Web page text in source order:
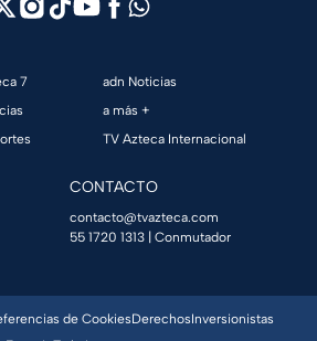
7
adn Noticias
a más +
TV Azteca Internacional
CONTACTO
contacto@tvazteca.com
55 1720 1313 | Conmutador
de CookiesDerechosInversionistas